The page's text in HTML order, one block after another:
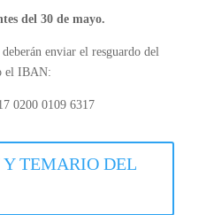
del 30 de mayo.
enviar el resguardo del
el IBAN:
0200 0109 6317
TEMARIO DEL